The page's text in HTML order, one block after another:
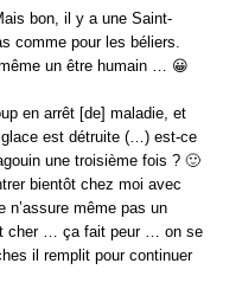
bon, il y a une Saint-
comme pour les béliers.
un être humain … 😀
en arrêt [de] maladie, et
glace est détruite (…) est-ce
une troisième fois ? 🙂
bientôt chez moi avec
même pas un
cher … ça fait peur … on se
il remplit pour continuer